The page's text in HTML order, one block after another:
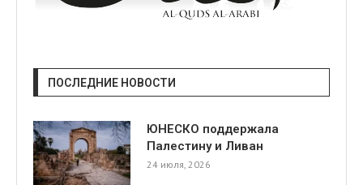
ПОСЛЕДНИЕ НОВОСТИ
ЮНЕСКО поддержала
Палестину и Ливан
24 июля, 2026